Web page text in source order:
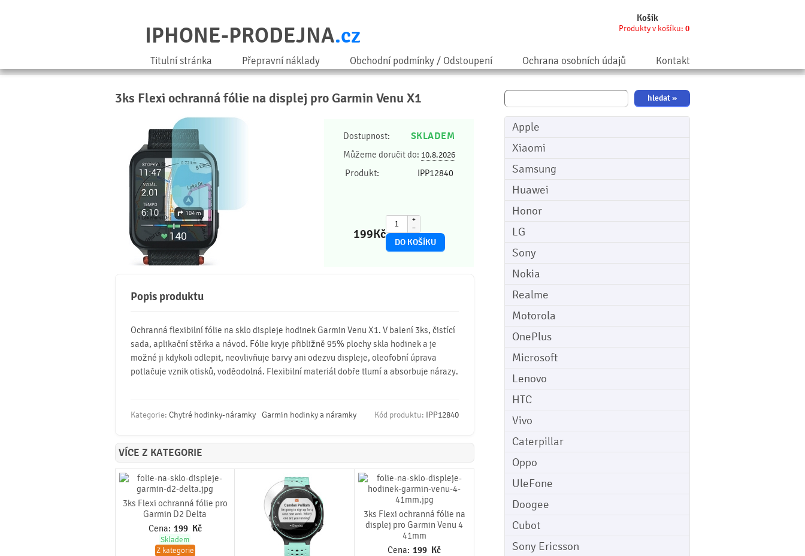
Košík
Produkty v košíku: 0
IPHONE-PRODEJNA.cz
Titulní stránka Přepravní náklady Obchodní podmínky / Odstoupení Ochrana osobních údajů Kontakt
Apple
Xiaomi
Samsung
Huawei
Honor
LG
Sony
Nokia
Realme
Motorola
OnePlus
Microsoft
Lenovo
HTC
Vivo
Caterpillar
Oppo
UleFone
Doogee
Cubot
Sony Ericsson
3ks Flexi ochranná fólie na displej pro Garmin Venu X1
Dostupnost: SKLADEM
Můžeme doručit do: 10.8.2026
Produkt: IPP12840
199Kč
+
−
Popis produktu
Ochranná flexibilní fólie na sklo displeje hodinek Garmin Venu X1. V balení 3ks, čistící
sada, aplikační stěrka a návod. Fólie kryje přibližně 95% plochy skla hodinek a je
možné ji kdykoli odlepit, neovlivňuje barvy ani odezvu displeje, oleofobní úprava
potlačuje vznik otisků, voděodolná. Flexibilní materiál dobře tlumí a absorbuje nárazy.
Kategorie: Chytré hodinky-náramky Garmin hodinky a náramky Kód produktu: IPP12840
VÍCE Z KATEGORIE
3ks Flexi ochranná fólie pro
Garmin D2 Delta
Cena: 199 Kč
Skladem
Z kategorie
3ks Flexi ochranná fólie na
displej pro Garmin Venu 4
41mm
Cena: 199 Kč